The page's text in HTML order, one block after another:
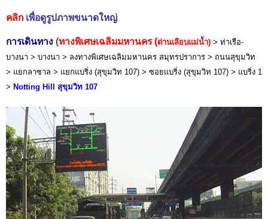
คลิก เพื่อดูรูปภาพขนาดใหญ่
การเดินทาง (ทางพิเศษเฉลิมมหานคร (ด่านเลียบแม่น้ำ) > ท่าเรือ-
บางนา > บางนา > ลงทางพิเศษเฉลิมมหานคร สมุทรปราการ > ถนนสุขุมวิท
> แยกลาซาล > แยกแบริ่ง (สุขุมวิท 107) > ซอยแบริ่ง (สุขุมวิท 107) > แบริ่ง 1
> Notting Hill สุขุมวิท 107